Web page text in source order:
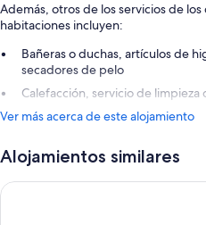
Además, otros de los servicios de
habitaciones incluyen:
Bañeras o duchas, artículos de
secadores de pelo
Calefacción, servicio de limpieza
Ver más acerca de este alojamiento
Alojamientos similares
voco Bilbao City by IHG